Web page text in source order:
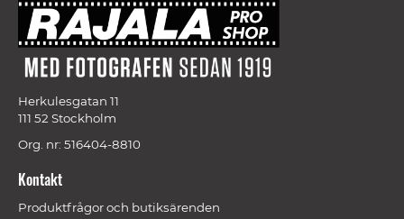
Herkulesgatan 11
111 52 Stockholm
Org. nr: 516404-8810
Kontakt
Produktfrågor och butiksärenden